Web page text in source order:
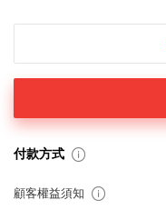
付款方式
顧客權益須知